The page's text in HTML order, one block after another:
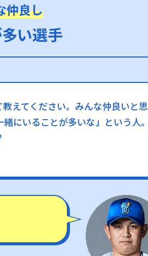
仲良し
い選手
えてください。みんな仲良いと思
にいることが多いな」という人。